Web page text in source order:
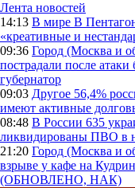
Лента новостей
14:13 В мире В
«креативные и
09:36 Город (Москва и
пострадали после
губернатор
09:03 Другое 56,4%
имеют активные
08:48 В России 635
ликвидированы ПВО в
21:20 Город (Москва и
взрыве у кафе на
(ОБНОВЛЕНО, НАК)